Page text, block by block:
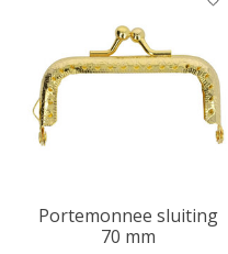
Portemonnee sluiting
70 mm